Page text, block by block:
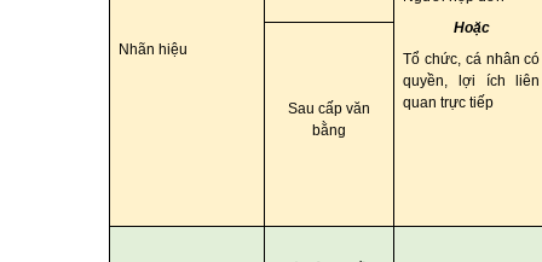
Nhãn hiệu
Hoặc
Tổ chức, cá nhân có
quyền, lợi ích liên
quan trực tiếp
Sau cấp văn
bằng